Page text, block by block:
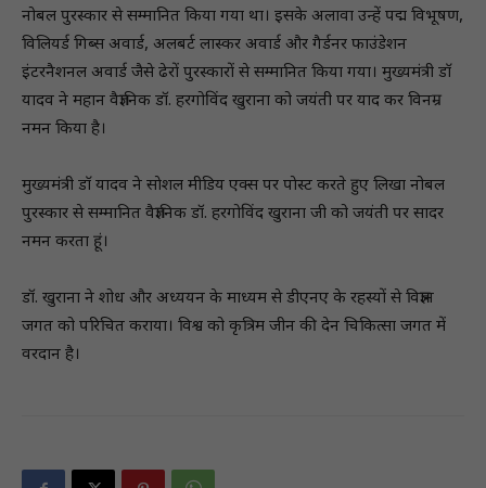
नोबल पुरस्कार से सम्मानित किया गया था। इसके अलावा उन्हें पद्म विभूषण,
विलियर्ड गिब्स अवार्ड, अलबर्ट लास्कर अवार्ड और गैर्डनर फाउंडेशन
इंटरनैशनल अवार्ड जैसे ढेरों पुरस्कारों से सम्मानित किया गया। मुख्यमंत्री डाॅ
यादव ने महान वैज्ञानिक डॉ. हरगोविंद खुराना को जयंती पर याद कर विनम्र
नमन किया है।
मुख्यमंत्री डाॅ यादव ने साेशल मीडिय एक्स पर पाेस्ट करते हुए लिखा नोबल
पुरस्कार से सम्मानित वैज्ञानिक डॉ. हरगोविंद खुराना जी को जयंती पर सादर
नमन करता हूं।
डॉ. खुराना ने शोध और अध्ययन के माध्यम से डीएनए के रहस्यों से विज्ञान
जगत को परिचित कराया। विश्व को कृत्रिम जीन की देन चिकित्सा जगत में
वरदान है।